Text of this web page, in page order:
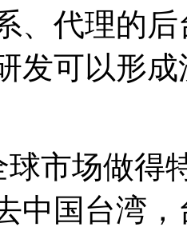
、代理的
发可以形
球市场做得
中国台湾